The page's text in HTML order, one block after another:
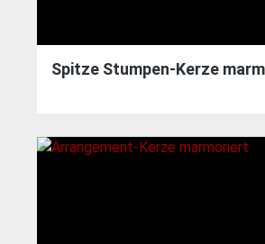
Spitze Stumpen-Kerze